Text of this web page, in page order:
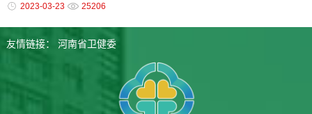
2023-03-23 25206
友情链接： 河南省卫健委